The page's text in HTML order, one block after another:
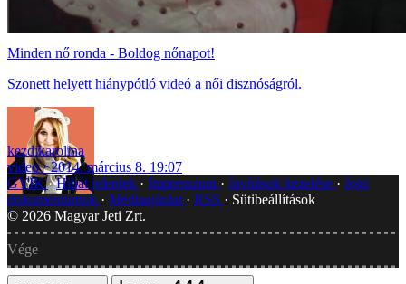
Minden nő ronda - Boldog nőnapot!
Szonett helyett hiánypótló videó a női disznóságról.
kezdikarolina
video
2014. március 8. 19:07
GYIK Hibát jelentek Impresszum Javítások kezelése
Jogi
dokumentumok
Médiaajánlat RSS
Sütibeállítások
© 2026 Magyar Jeti Zrt.
Vége